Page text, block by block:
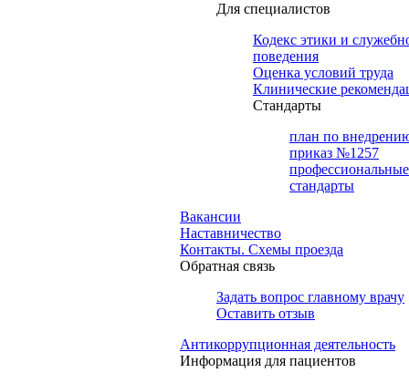
Для специалистов
Кодекс этики и
поведения
Оценка условий труда
Клинические
Cтандарты
план по
приказ №1257
профессиональные
стандарты
Вакансии
Наставничество
Контакты. Схемы проезда
Обратная связь
Задать вопрос главному врачу
Оставить отзыв
Антикоррупционная деятельность
Информация для пациентов